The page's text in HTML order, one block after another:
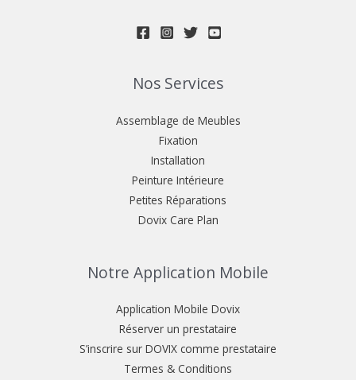
Nos Services
Assemblage de Meubles
Fixation
Installation
Peinture Intérieure
Petites Réparations
Dovix Care Plan
Notre Application Mobile
Application Mobile Dovix
Réserver un prestataire
S’inscrire sur DOVIX comme prestataire
Termes & Conditions